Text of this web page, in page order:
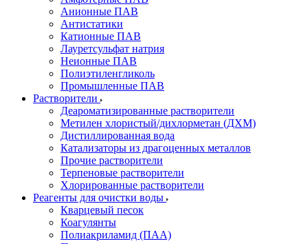
Анионные ПАВ
Антистатики
Катионные ПАВ
Лауретсульфат натрия
Неионные ПАВ
Полиэтиленгликоль
Промышленные ПАВ
Растворители
Деароматизированные растворители
Метилен хлористый/дихлорметан (ДХМ)
Дистиллированная вода
Катализаторы из драгоценных металлов
Прочие растворители
Терпеновые растворители
Хлорированные растворители
Реагенты для очистки воды
Кварцевый песок
Коагулянты
Полиакриламид (ПАА)